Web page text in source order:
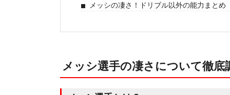
メッシの凄さ！ドリブル以外の能力まとめ
メッシ選手の凄さについて徹底